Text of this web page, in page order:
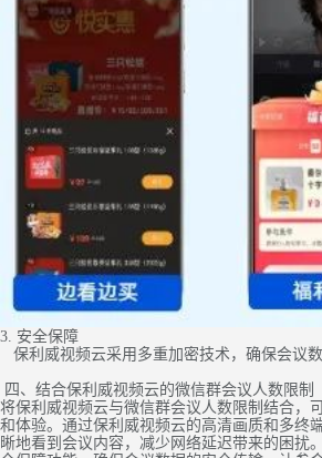
3. 安全保障
保利威视频云采用多重加密技术，确保会议
四、结合保利威视频云的微信群会议人数限制
将保利威视频云与微信群会议人数限制结合，
和体验。通过保利威视频云的高清画质和多终
晰地看到会议内容，减少网络延迟带来的困扰